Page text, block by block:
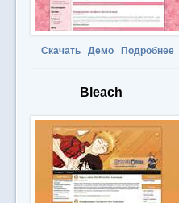
Скачать Демо Подробнее
Bleach